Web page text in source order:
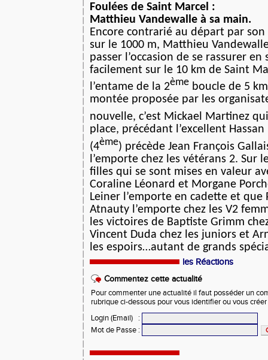
Foulées de Saint Marcel :
Matthieu Vandewalle à sa main.
Encore contrarié au départ par
sur le 1000 m, Matthieu
passer l’occasion de se rassurer en
facilement sur le 10 km de Saint
l’entame de la 2ème boucle de 5
montée proposée par les
nouvelle, c’est Mickael Martinez
place, précédant l’excellent
(4ème) précède Jean François
l’emporte chez les vétérans 2. Sur
filles qui se sont mises en valeur
Coraline Léonard et Morgane
Leiner l’emporte en cadette et que
Atnauty l’emporte chez les V2
les victoires de Baptiste Grimm
Vincent Duda chez les juniors et
les espoirs…autant de grands
les Réactions
Commentez cette actualité
Pour commenter une actualité il faut posséder un
rubrique ci-dessous pour vous identifier ou vous
Login (Email)
:
Mot de Passe :